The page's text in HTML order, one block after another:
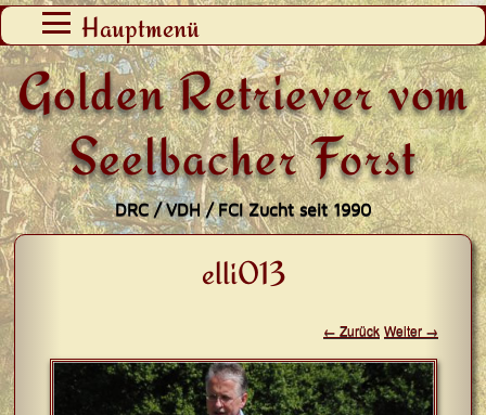
Golden Retriever vom
Seelbacher Forst
DRC / VDH / FCI Zucht seit 1990
Hauptmenü
Zum
Inhalt
springen
elli013
← Zurück Weiter →